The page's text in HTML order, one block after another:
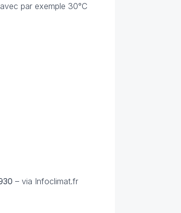
par exemple 30°C
– via Infoclimat.fr